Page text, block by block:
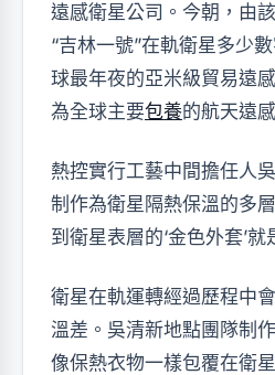
遠感衛星公司。今朝，由
“吉林一號”在軌衛星多少
球最年夜的亞米級貿易遠
為全球主要包養的航天遠
熱控實行工藝中間擔任人
制作為衛星隔熱保溫的多
到衛星表層的‘金色外套’
衛星在軌運轉經過歷程中
溫差。吳清新地點團隊制
像保熱衣物一樣包覆在衛